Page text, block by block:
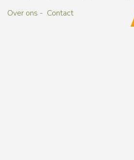
Over ons
Contact